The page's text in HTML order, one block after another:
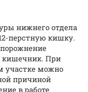
нижнего отдела
перстную кишку.
кишечник. При
участке можно
причиной
в работе